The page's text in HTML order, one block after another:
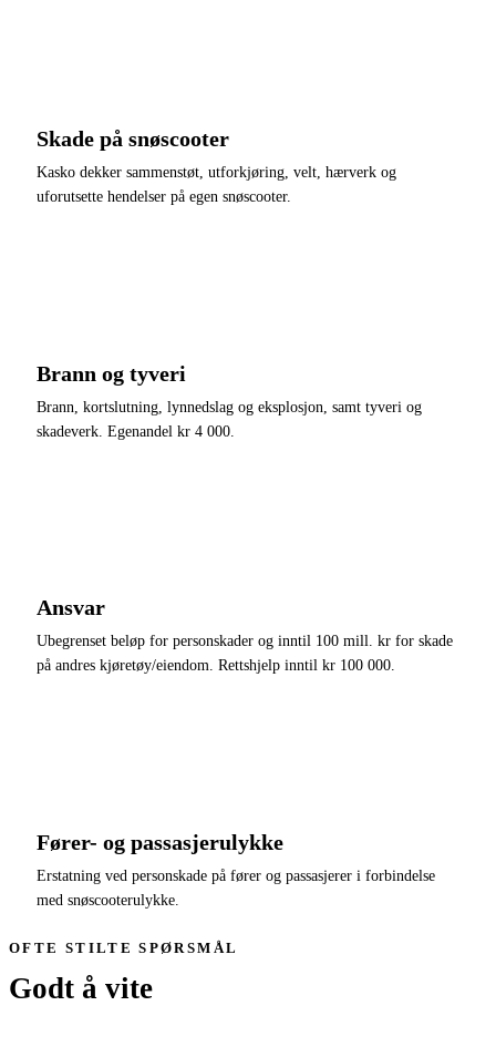
Skade på snøscooter
Kasko dekker sammenstøt, utforkjøring, velt, hærverk og
uforutsette hendelser på egen snøscooter.
Brann og tyveri
Brann, kortslutning, lynnedslag og eksplosjon, samt tyveri og
skadeverk. Egenandel kr 4 000.
Ansvar
Ubegrenset beløp for personskader og inntil 100 mill. kr for skade
på andres kjøretøy/eiendom. Rettshjelp inntil kr 100 000.
Fører- og passasjerulykke
Erstatning ved personskade på fører og passasjerer i forbindelse
med snøscooterulykke.
OFTE STILTE SPØRSMÅL
Godt å vite